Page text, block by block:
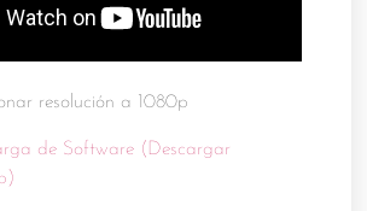
resolución a 1080p
de Software (Descargar